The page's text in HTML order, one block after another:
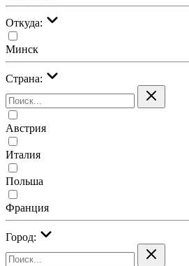
Откуда:
Минск
Страна:
Австрия
Италия
Польша
Франция
Город: